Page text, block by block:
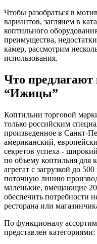
Чтобы разобраться в
вариантов, заглянем в
коптильного
преимущества,
камер, рассмотрим
использования.
Что
“Ижицы”
Коптильни торговой
только российским
произведенное в Санкт-
американский,
секретов успеха -
по объему коптильня
агрегат с загрузкой до
поточную линию
маленькие, вмещающие
обеспечить потребности
ресторана или
По функционалу
представлен категориями: